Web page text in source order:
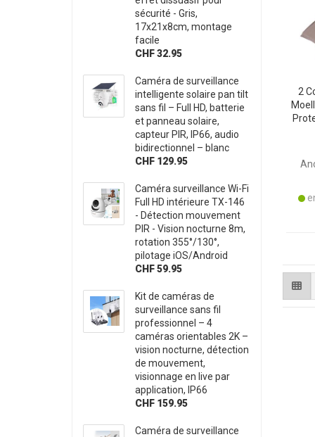
2
sécurité - Gris,
17x21x8cm, montage
facile
CHF 32.95
Caméra de surveillance
intelligente solaire pan tilt
sans fil – Full HD, batterie
et panneau solaire,
capteur PIR, IP66, audio
bidirectionnel – blanc
CHF 129.95
Caméra surveillance Wi-Fi
Full HD intérieure TX-146
- Détection mouvement
PIR - Vision nocturne 8m,
rotation 355°/130°,
pilotage iOS/Android
CHF 59.95
Kit de caméras de
surveillance sans fil
professionnel – 4
caméras orientables 2K –
vision nocturne, détection
de mouvement,
visionnage en live par
application, IP66
CHF 159.95
Caméra de surveillance